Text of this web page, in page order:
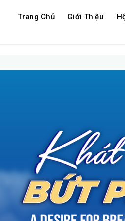
Trang Chủ Giới Thiệu